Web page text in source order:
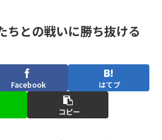
ちとの戦いに勝ち抜ける
Facebook はてブ
コピー